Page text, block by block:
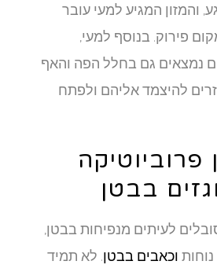
המגיע למעי עובר
בנוסף למעי,
נמצאים גם בחלל הפה והאף
להיצמד אליהם ולפתח
בבטן
לעיתים מנפיחות בבטן,
וכאבים בבטן. לא תמיד